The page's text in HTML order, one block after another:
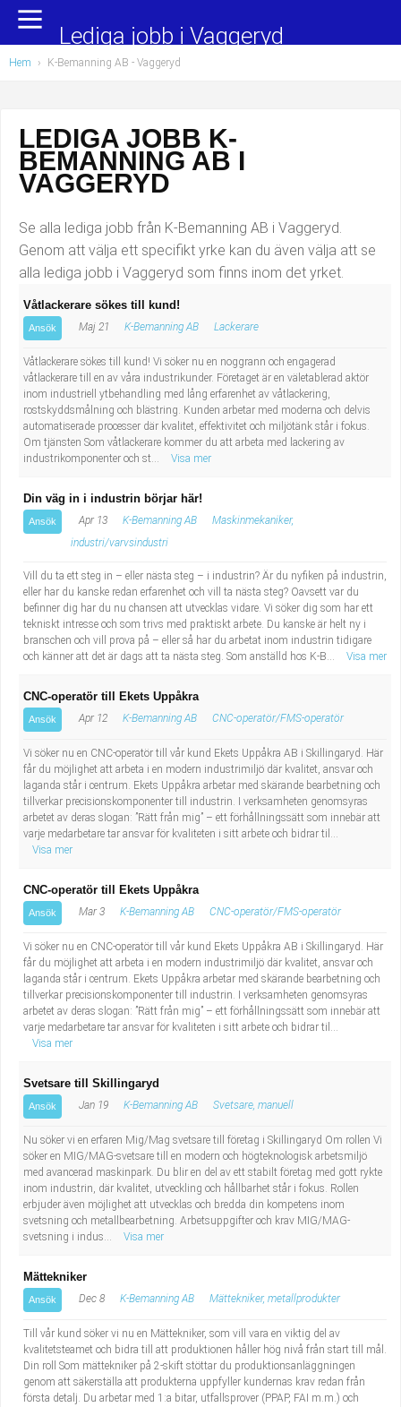
Yrkesområden
Administration, ekonomi, juridik
Chefer och verksamhetsledare
Data/IT
Försäljning, inköp, marknadsföring
Hantverksyrken
Hotell, restaurang, storhushåll
Hälso- och sjukvård
Industriell tillverkning
Installation, drift, underhåll
Kropps- och skönhetsvård
Kultur, media, design
Militärt arbete
Naturbruk
Pedagogiskt arbete
Sanering och renhållning
Socialt arbete
Säkerhetsarbete
Tekniskt arbete
Transport
Populära jobb
Undersköterska, hemtjänst och äldreboende
Barnskötare
Lärare i förskola/Förskollärare
Lagerarbetare
Bussförare/Busschaufför
Elevassistent
Personlig assistent
Behandlingsassistent/Socialpedagog
Tandsköterska
Budbilsförare
Tidningsbud/Tidningsdistributör
Lärare i fritidshem/Fritidspedagog
Taxiförare/Taxichaufför
sekreterare
Lastbilsförare m.fl.
Fastighetsskötare
Informatör/Kommunikatör
Brevbärare
Sjuksköterska, grundutbildad
Kock, storhushåll
Undersköterska, vård- o specialavd. o mottagning
Bibliotekarie
Administrativ assistent
Lärare i gymnasiet
Lediga jobb i Vaggeryd
Hem › K-Bemanning AB - Vaggeryd
LEDIGA JOBB K-
BEMANNING AB I
VAGGERYD
Se alla lediga jobb från K-Bemanning AB i Vaggeryd.
Genom att välja ett specifikt yrke kan du även välja att se
alla lediga jobb i Vaggeryd som finns inom det yrket.
Våtlackerare sökes till kund!
Ansök Maj 21 K-Bemanning AB Lackerare
Våtlackerare sökes till kund! Vi söker nu en noggrann och engagerad
våtlackerare till en av våra industrikunder. Företaget är en väletablerad aktör
inom industriell ytbehandling med lång erfarenhet av våtlackering,
rostskyddsmålning och blästring. Kunden arbetar med moderna och delvis
automatiserade processer där kvalitet, effektivitet och miljötänk står i fokus.
Om tjänsten Som våtlackerare kommer du att arbeta med lackering av
industrikomponenter och st...
Visa mer
Din väg in i industrin börjar här!
Ansök Apr 13 K-Bemanning AB
Maskinmekaniker,
industri/varvsindustri
Vill du ta ett steg in – eller nästa steg – i industrin? Är du nyfiken på industrin,
eller har du kanske redan erfarenhet och vill ta nästa steg? Oavsett var du
befinner dig har du nu chansen att utvecklas vidare. Vi söker dig som har ett
tekniskt intresse och som trivs med praktiskt arbete. Du kanske är helt ny i
branschen och vill prova på – eller så har du arbetat inom industrin tidigare
och känner att det är dags att ta nästa steg. Som anställd hos K-B...
Visa mer
CNC-operatör till Ekets Uppåkra
Ansök Apr 12 K-Bemanning AB CNC-operatör/FMS-operatör
Vi söker nu en CNC-operatör till vår kund Ekets Uppåkra AB i Skillingaryd. Här
får du möjlighet att arbeta i en modern industrimiljö där kvalitet, ansvar och
laganda står i centrum. Ekets Uppåkra arbetar med skärande bearbetning och
tillverkar precisionskomponenter till industrin. I verksamheten genomsyras
arbetet av deras slogan: ”Rätt från mig” – ett förhållningssätt som innebär att
varje medarbetare tar ansvar för kvaliteten i sitt arbete och bidrar til...
Visa mer
CNC-operatör till Ekets Uppåkra
Ansök Mar 3 K-Bemanning AB CNC-operatör/FMS-operatör
Vi söker nu en CNC-operatör till vår kund Ekets Uppåkra AB i Skillingaryd. Här
får du möjlighet att arbeta i en modern industrimiljö där kvalitet, ansvar och
laganda står i centrum. Ekets Uppåkra arbetar med skärande bearbetning och
tillverkar precisionskomponenter till industrin. I verksamheten genomsyras
arbetet av deras slogan: ”Rätt från mig” – ett förhållningssätt som innebär att
varje medarbetare tar ansvar för kvaliteten i sitt arbete och bidrar til...
Visa mer
Svetsare till Skillingaryd
Ansök Jan 19 K-Bemanning AB Svetsare, manuell
Nu söker vi en erfaren Mig/Mag svetsare till företag i Skillingaryd Om rollen Vi
söker en MIG/MAG-svetsare till en modern och högteknologisk arbetsmiljö
med avancerad maskinpark. Du blir en del av ett stabilt företag med gott rykte
inom industrin, där kvalitet, utveckling och hållbarhet står i fokus. Rollen
erbjuder även möjlighet att utvecklas och bredda din kompetens inom
svetsning och metallbearbetning. Arbetsuppgifter och krav MIG/MAG-
svetsning i indus...
Visa mer
Mättekniker
Ansök Dec 8 K-Bemanning AB Mättekniker, metallprodukter
Till vår kund söker vi nu en Mättekniker, som vill vara en viktig del av
kvalitetsteamet och bidra till att produktionen håller hög nivå från start till mål.
Din roll Som mättekniker på 2-skift stöttar du produktionsanläggningen
genom att säkerställa att produkterna uppfyller kundernas krav redan från
första detalj. Du arbetar med 1:a bitar, utfallsprover (PPAP, FAI m.m.) och